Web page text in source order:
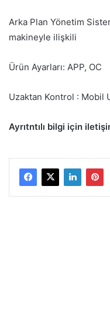
Arka Plan Yönetim
makineyle ilişkili
Ürün Ayarları: APP, OC
Uzaktan Kontrol : Mobil
Ayrıtntılı bilgi için